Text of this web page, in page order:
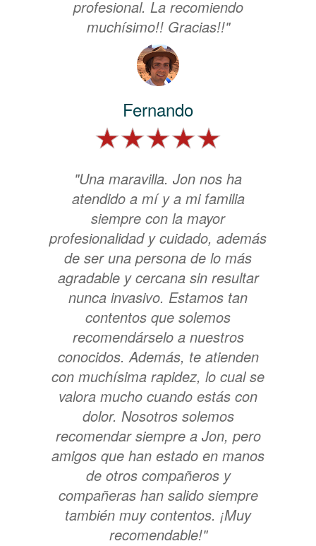
profesional. La recomiendo
muchísimo!! Gracias!!"
Fernando
"Una maravilla. Jon nos ha
atendido a mí y a mi familia
siempre con la mayor
profesionalidad y cuidado, además
de ser una persona de lo más
agradable y cercana sin resultar
nunca invasivo. Estamos tan
contentos que solemos
recomendárselo a nuestros
conocidos. Además, te atienden
con muchísima rapidez, lo cual se
valora mucho cuando estás con
dolor. Nosotros solemos
recomendar siempre a Jon, pero
amigos que han estado en manos
de otros compañeros y
compañeras han salido siempre
también muy contentos. ¡Muy
recomendable!"